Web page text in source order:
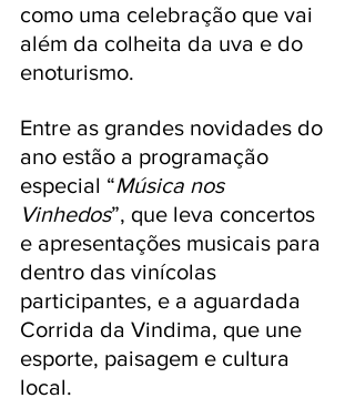
como uma celebração que vai
além da colheita da uva e do
enoturismo.
Entre as grandes novidades do
ano estão a programação
especial “Música nos
Vinhedos”, que leva concertos
e apresentações musicais para
dentro das vinícolas
participantes, e a aguardada
Corrida da Vindima, que une
esporte, paisagem e cultura
local.